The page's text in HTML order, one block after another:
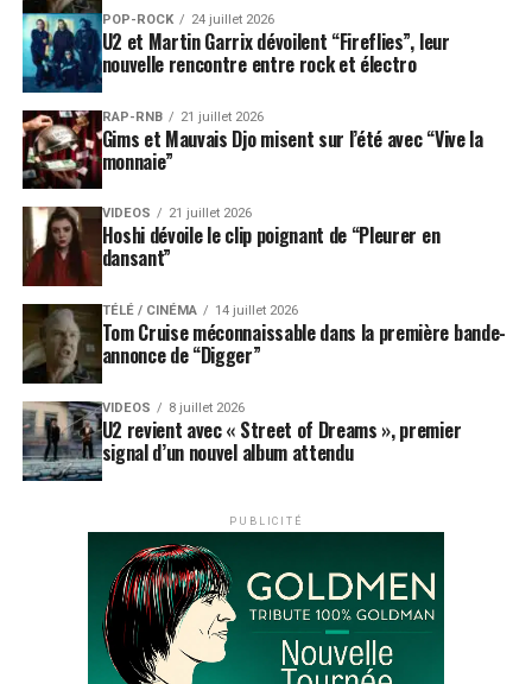
POP-ROCK 24 juillet 2026
U2 et Martin Garrix dévoilent “Fireflies”, leur
nouvelle rencontre entre rock et électro
RAP-RNB 21 juillet 2026
Gims et Mauvais Djo misent sur l’été avec “Vive la
monnaie”
VIDEOS 21 juillet 2026
Hoshi dévoile le clip poignant de “Pleurer en
dansant”
TÉLÉ / CINÉMA 14 juillet 2026
Tom Cruise méconnaissable dans la première bande-
annonce de “Digger”
VIDEOS 8 juillet 2026
U2 revient avec « Street of Dreams », premier
signal d’un nouvel album attendu
PUBLICITÉ